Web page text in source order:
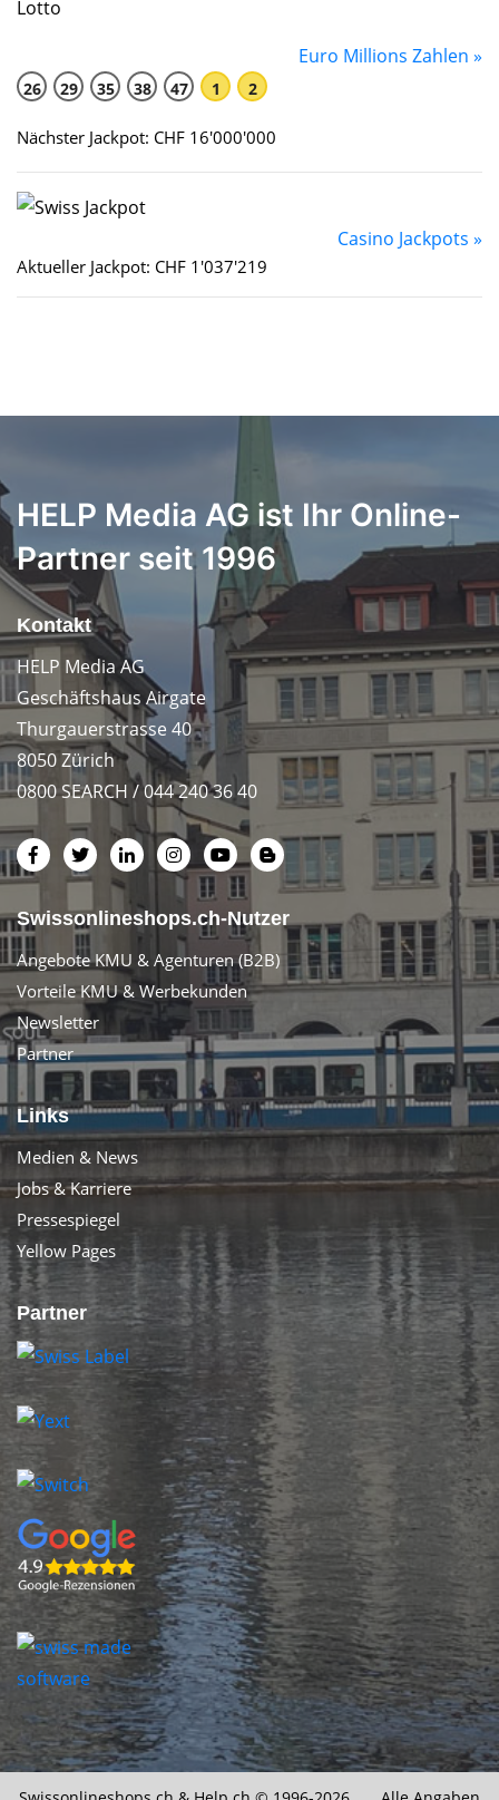
Euro Millions Zahlen »
26 29 35 38 47 1 2
Nächster Jackpot: CHF 16'000'000
Casino Jackpots »
Aktueller Jackpot: CHF 1'037'219
HELP Media AG ist Ihr Online-
Partner seit 1996
Kontakt
HELP Media AG
Geschäftshaus Airgate
Thurgauerstrasse 40
8050 Zürich
0800 SEARCH / 044 240 36 40
Swissonlineshops.ch-Nutzer
Angebote KMU & Agenturen (B2B)
Vorteile KMU & Werbekunden
Newsletter
Partner
Links
Medien & News
Jobs & Karriere
Pressespiegel
Yellow Pages
Partner